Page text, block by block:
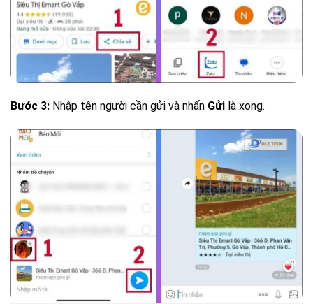
Bước 3: Nhập tên người cần gửi và nhấn Gửi là xong.